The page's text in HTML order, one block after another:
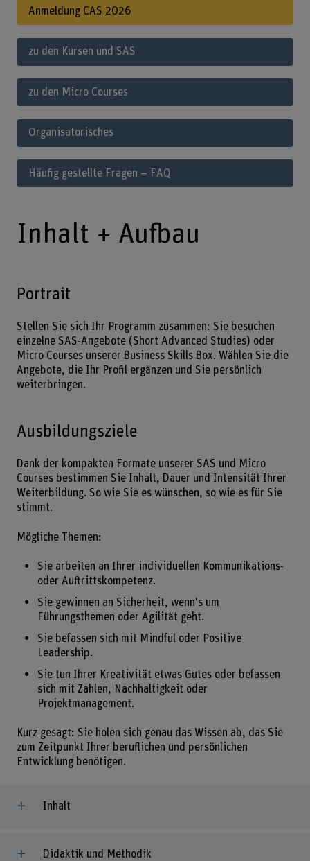
Anmeldung CAS 2026
zu den Kursen und SAS
zu den Micro Courses
Organisatorisches
Häufig gestellte Fragen – FAQ
Inhalt + Aufbau
Portrait
Stellen Sie sich Ihr Programm zusammen: Sie besuchen
einzelne SAS-Angebote (Short Advanced Studies) oder
Micro Courses unserer Business Skills Box. Wählen Sie die
Angebote, die Ihr Profil ergänzen und Sie persönlich
weiterbringen.
Ausbildungsziele
Dank der kompakten Formate unserer SAS und Micro
Courses bestimmen Sie Inhalt, Dauer und Intensität Ihrer
Weiterbildung. So wie Sie es wünschen, so wie es für Sie
stimmt.
Mögliche Themen:
Sie arbeiten an Ihrer individuellen Kommunikations-
oder Auftrittskompetenz.
Sie gewinnen an Sicherheit, wenn's um
Führungsthemen oder Agilität geht.
Sie befassen sich mit Mindful oder Positive
Leadership.
Sie tun Ihrer Kreativität etwas Gutes oder befassen
sich mit Zahlen, Nachhaltigkeit oder
Projektmanagement.
Kurz gesagt: Sie holen sich genau das Wissen ab, das Sie
zum Zeitpunkt Ihrer beruflichen und persönlichen
Entwicklung benötigen.
Inhalt
Didaktik und Methodik